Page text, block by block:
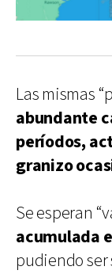
Las mismas
abundante
períodos,
granizo
Se esperan
acumulada
pudiendo ser